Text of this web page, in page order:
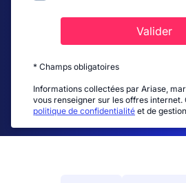
Valider
* Champs obligatoires
Informations collectées par Ariase,
vous renseigner sur les offres internet.
politique de confidentialité et de